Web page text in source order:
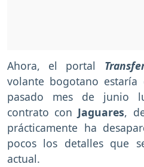
Ahora, el portal
volante bogotano estaría
pasado mes de junio
contrato con Jaguares,
prácticamente ha
pocos los detalles que
actual.